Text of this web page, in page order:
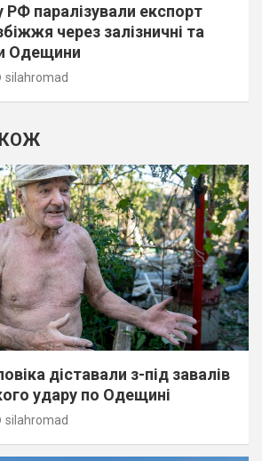
РФ паралізували експорт
через залізничні та
Одещини
silahromad
діставали з-під завалів
удару по Одещині
silahromad